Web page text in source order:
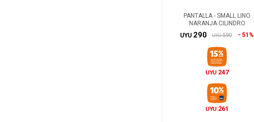
PANTALLA - SMALL LINO
NARANJA CILINDRO
UYU 290 UYU 590 51%
UYU 247
UYU 261